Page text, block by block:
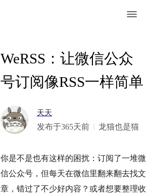
WeRSS：让微信公众
号订阅像RSS一样简单
天天
发布于365天前 龙猫也是猫
你是不是也有这样的困扰：订阅了一堆微
信公众号，但每天在微信里翻来翻去找文
章，错过了不少好内容？或者想要整理收